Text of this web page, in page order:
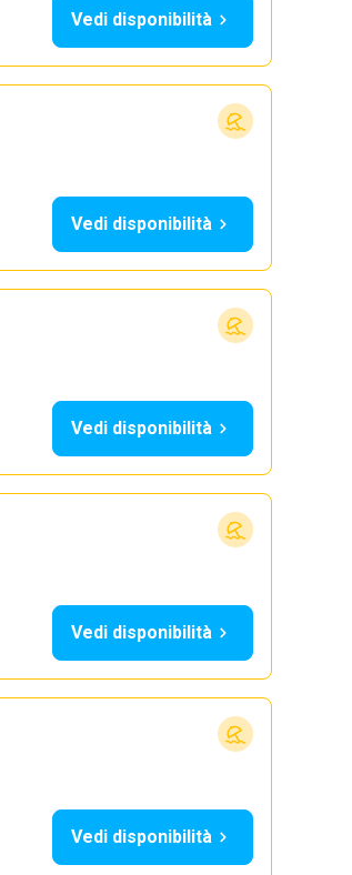
Vedi disponibilità
Vedi disponibilità
Vedi disponibilità
Vedi disponibilità
Vedi disponibilità